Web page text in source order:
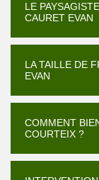
LE
CAURET EVAN
LA TAILLE DE
EVAN
COMMENT
COURTEIX ?